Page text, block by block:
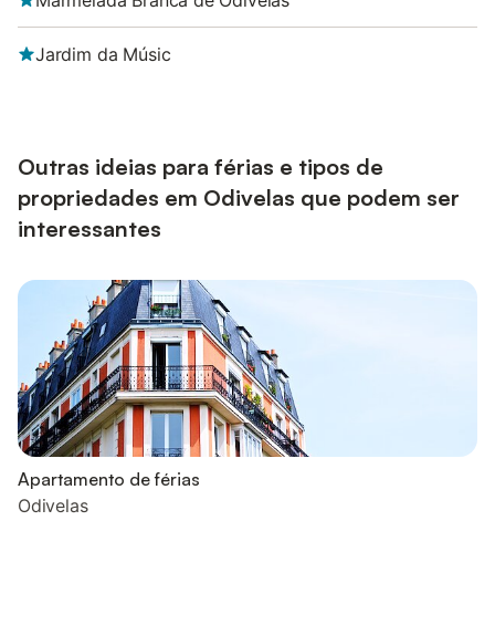
Jardim da Músic
Outras ideias para férias e tipos de
propriedades em Odivelas que podem ser
interessantes
Apartamento de férias
Odivelas